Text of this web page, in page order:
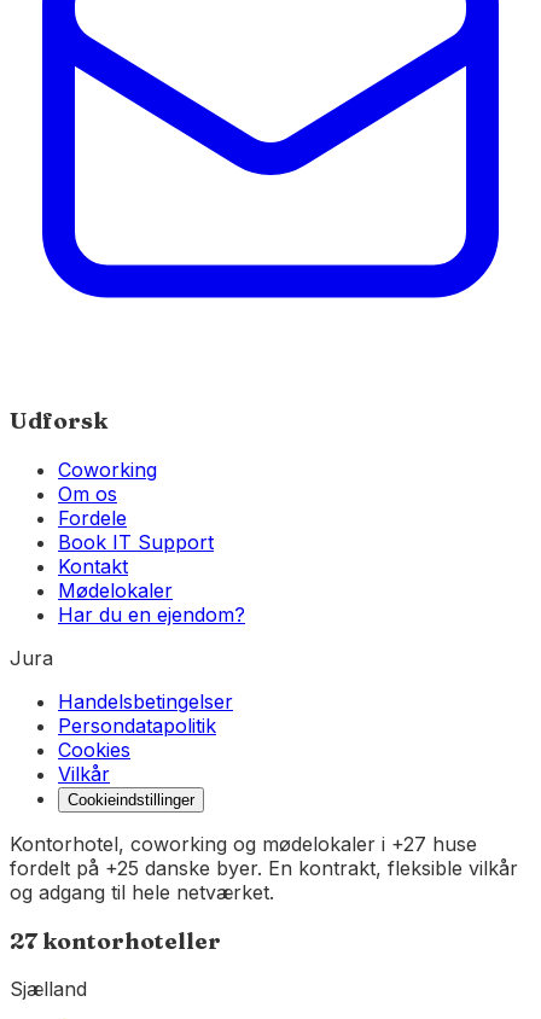
Udforsk
Coworking
Om os
Fordele
Book IT Support
Kontakt
Mødelokaler
Har du en ejendom?
Jura
Handelsbetingelser
Persondatapolitik
Cookies
Vilkår
Cookieindstillinger
Kontorhotel, coworking og mødelokaler i +27 huse
fordelt på +25 danske byer. En kontrakt, fleksible vilkår
og adgang til hele netværket.
27kontorhoteller
Sjælland